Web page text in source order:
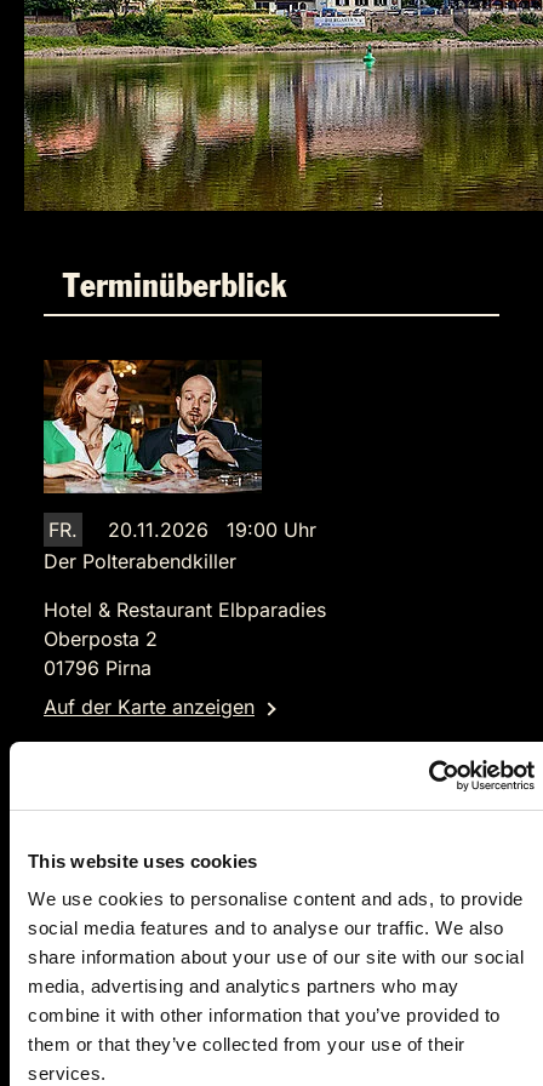
This website uses cookies
We use cookies to personalise content and ads, to provide
social media features and to analyse our traffic. We also
share information about your use of our site with our social
media, advertising and analytics partners who may
combine it with other information that you’ve provided to
them or that they’ve collected from your use of their
services.
Terminüberblick
FR.
20.11.2026 19:00 Uhr
Der Polterabendkiller
Hotel & Restaurant Elbparadies
Oberposta 2
01796 Pirna
Auf der Karte anzeigen